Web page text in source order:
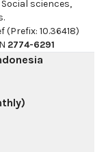
sciences,
10.36418)
2774-6291